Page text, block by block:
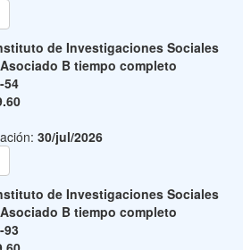
de Investigaciones Sociales
B tiempo completo
54
30/jul/2026
de Investigaciones Sociales
B tiempo completo
93